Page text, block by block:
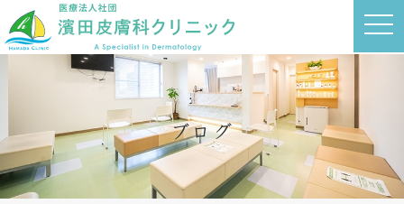
ブログ
t
o
g
t
i